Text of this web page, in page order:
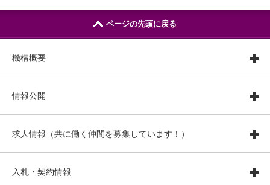
ページの先頭に戻る
機構概要
情報公開
求人情報（共に働く仲間を募集しています！）
入札・契約情報